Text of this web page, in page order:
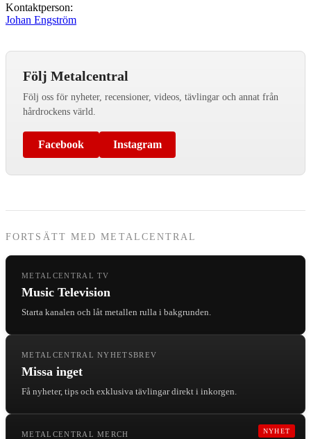
Kontaktperson:
Johan Engström
Följ Metalcentral
Följ oss för nyheter, recensioner, videos, tävlingar och annat från
hårdrockens värld.
Facebook Instagram
FORTSÄTT MED METALCENTRAL
METALCENTRAL TV
Music Television
Starta kanalen och låt metallen rulla i bakgrunden.
METALCENTRAL NYHETSBREV
Missa inget
Få nyheter, tips och exklusiva tävlingar direkt i inkorgen.
NYHET
METALCENTRAL MERCH